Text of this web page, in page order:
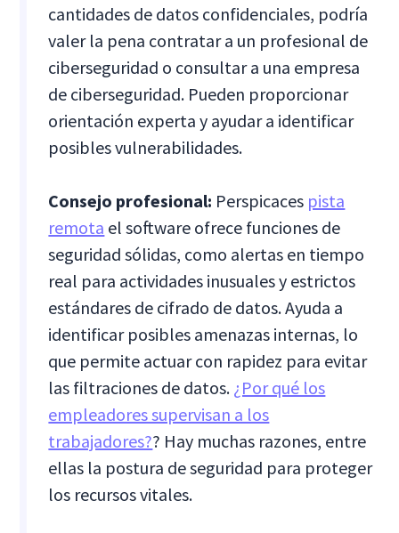
cantidades de datos confidenciales, podría
valer la pena contratar a un profesional de
ciberseguridad o consultar a una empresa
de ciberseguridad. Pueden proporcionar
orientación experta y ayudar a identificar
posibles vulnerabilidades.
Consejo profesional: Perspicaces pista
remota el software ofrece funciones de
seguridad sólidas, como alertas en tiempo
real para actividades inusuales y estrictos
estándares de cifrado de datos. Ayuda a
identificar posibles amenazas internas, lo
que permite actuar con rapidez para evitar
las filtraciones de datos. ¿Por qué los
empleadores supervisan a los
trabajadores?? Hay muchas razones, entre
ellas la postura de seguridad para proteger
los recursos vitales.